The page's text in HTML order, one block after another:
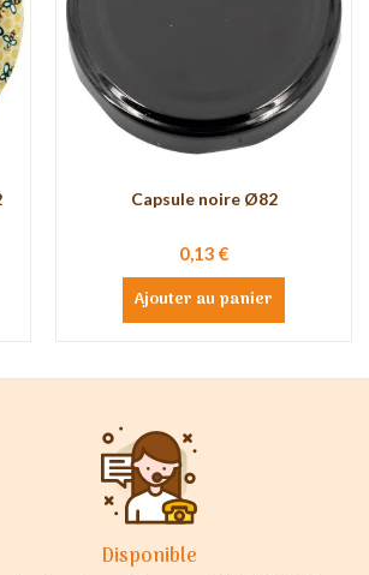
Capsule noire Ø82
0,13 €
Ajouter au panier
Disponible